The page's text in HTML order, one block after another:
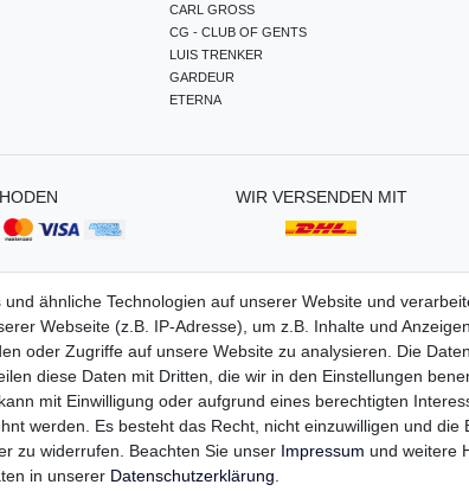
CARL GROSS
CG - CLUB OF GENTS
LUIS TRENKER
GARDEUR
ETERNA
WIR VERSENDEN MIT
Impressum Daten­schutz­erklärung AGB
ähnliche Technologien auf unserer Website und
Webseite (z.B. IP-Adresse), um z.B. Inhalte und
oder Zugriffe auf unsere Website zu analysieren. Die
diese Daten mit Dritten, die wir in den Einstellungen
mit Einwilligung oder aufgrund eines berechtigten
werden. Es besteht das Recht, nicht einzuwilligen und die
zu widerrufen. Beachten Sie unser Impressum und weitere
in unserer Daten­schutz­erklärung